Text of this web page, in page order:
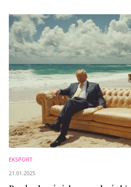
sprzedażowy.
EKSPORT
21.01.2025